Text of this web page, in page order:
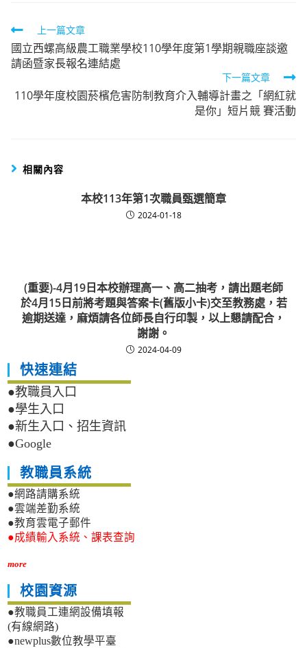
Read
more
articles
上一篇文章
國立西螺高級農工職業學校110學年度第1學期親職座談邀
請函暨家長報名連結處
下一篇文章
110學年度校園菸檳危害防制教育介入輔導計畫之「網紅就
是你」短片競 賽活動
相關內容
本校113年第1次職員甄選簡章
2024-01-18
(重要)-4月19日本校辦理高一、高二抽考，請出題老師
於4月15日前將考題與答案卡(舊版小卡)交至教務處，若
逾期送達，麻煩請各位師長自行印製，以上懇請配合，
謝謝。
2024-04-09
快速連結
●教職員入口
●學生入口
●新生入口、招生資訊
●Google
教職員系統
●網路請購系統
●雲端差勤系統
●教育雲電子郵件
●成績輸入系統、課表查詢
more
校園資源
●教職員工連網設備填報
(有線網路)
●newplus數位教學平臺